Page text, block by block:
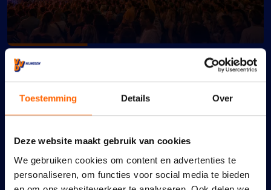
Toestemming Details Over
Deze website maakt gebruik van cookies
We gebruiken cookies om content en advertenties te
personaliseren, om functies voor social media te bieden
Een geweldig feest verdient
goede bescherming
6 augustus 2026